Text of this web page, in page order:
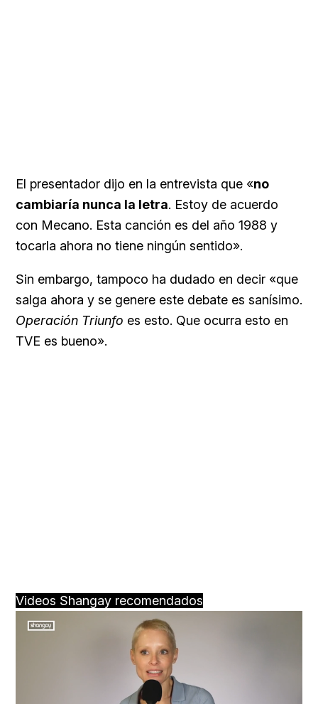
El presentador dijo en la entrevista que «no
cambiaría nunca la letra. Estoy de acuerdo
con Mecano. Esta canción es del año 1988 y
tocarla ahora no tiene ningún sentido».
Sin embargo, tampoco ha dudado en decir «que
salga ahora y se genere este debate es sanísimo.
Operación Triunfo es esto. Que ocurra esto en
TVE es bueno».
Videos Shangay recomendados